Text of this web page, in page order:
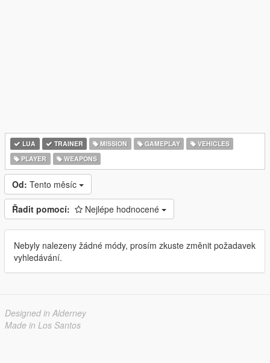
LUA TRAINER MISSION GAMEPLAY
VEHICLES
PLAYER
WEAPONS
Od: Tento měsíc
Řadit pomocí: Nejlépe hodnocené
Nebyly nalezeny žádné módy, prosím zkuste změnit požadavek
vyhledávání.
Designed in Alderney
Made in Los Santos